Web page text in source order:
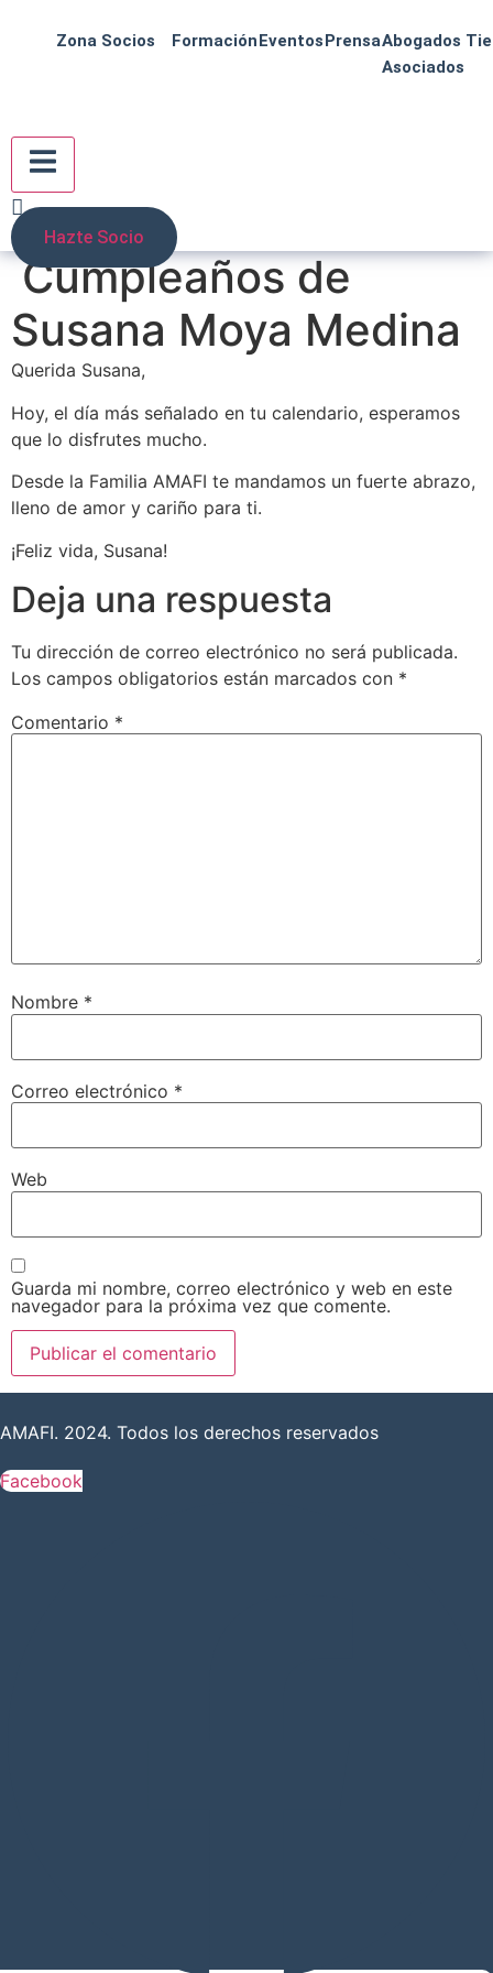
Zona Socios FormaciónEventosPrensaAbogados
Asociados
Menú conmutador hamburguesa
Hazte Socio
Cumpleaños de
Susana Moya Medina
Querida Susana,
Hoy, el día más señalado en tu calendario, esperamos
que lo disfrutes mucho.
Desde la Familia AMAFI te mandamos un fuerte abrazo,
lleno de amor y cariño para ti.
¡Feliz vida, Susana!
Deja una respuesta
Tu dirección de correo electrónico no será publicada.
Los campos obligatorios están marcados con *
Comentario *
Nombre *
Correo electrónico *
Web
Guarda mi nombre, correo electrónico y web en este
navegador para la próxima vez que comente.
AMAFI. 2024. Todos los derechos reservados
Facebook